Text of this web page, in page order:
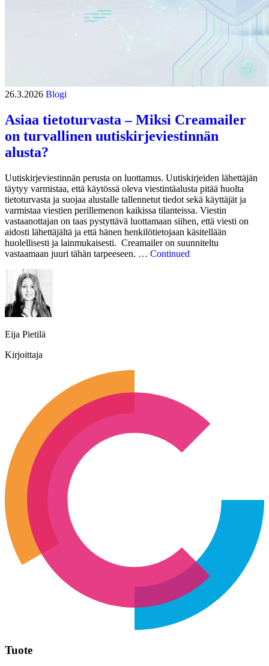
26.3.2026 Blogi
Asiaa tietoturvasta – Miksi Creamailer
on turvallinen uutiskirjeviestinnän
alusta?
Uutiskirjeviestinnän perusta on luottamus. Uutiskirjeiden lähettäjän
täytyy varmistaa, että käytössä oleva viestintäalusta pitää huolta
tietoturvasta ja suojaa alustalle tallennetut tiedot sekä käyttäjät ja
varmistaa viestien perillemenon kaikissa tilanteissa. Viestin
vastaanottajan on taas pystyttävä luottamaan siihen, että viesti on
aidosti lähettäjältä ja että hänen henkilötietojaan käsitellään
huolellisesti ja lainmukaisesti. Creamailer on suunniteltu
vastaamaan juuri tähän tarpeeseen. … Continued
Eija Pietilä
Kirjoittaja
Tuote